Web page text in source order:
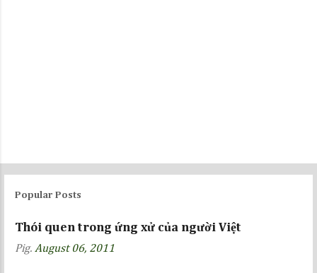
P
o
s
a
o
Popular Posts
Thói quen trong ứng xử của người Việt
Pig. August 06, 2011